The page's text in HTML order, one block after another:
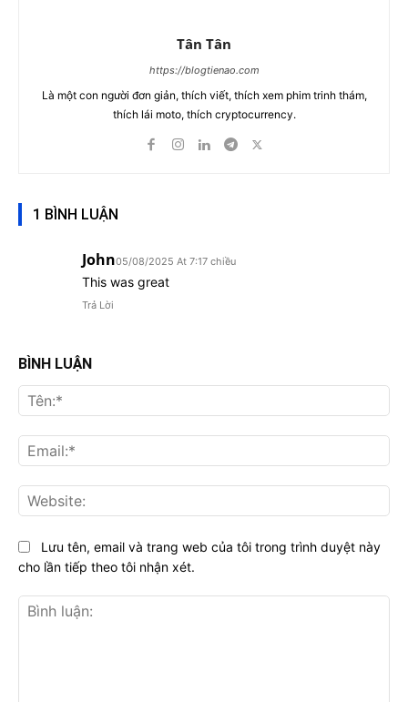
Tân Tân
https://blogtienao.com
Là một con người đơn giản, thích viết, thích xem phim trinh thám,
thích lái moto, thích cryptocurrency.
1 BÌNH LUẬN
John05/08/2025 At 7:17 chiều
This was great
Trả Lời
BÌNH LUẬN
Lưu tên, email và trang web của tôi trong trình duyệt này
cho lần tiếp theo tôi nhận xét.